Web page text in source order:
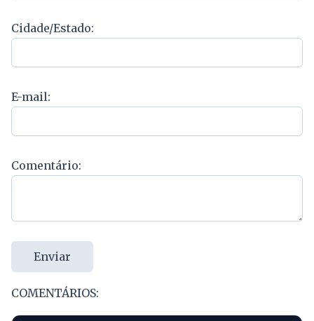
Cidade/Estado:
E-mail:
Comentário:
Enviar
COMENTÁRIOS: